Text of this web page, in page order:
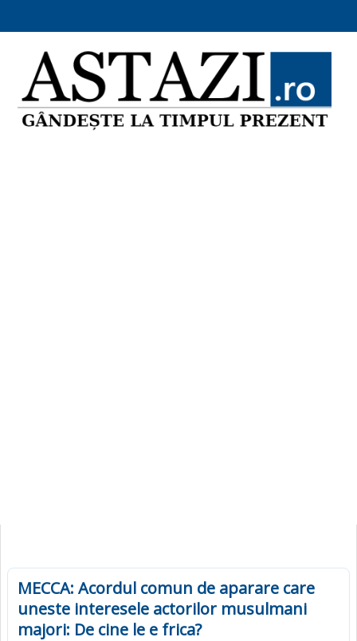
MECCA: Acordul comun de aparare care
uneste interesele actorilor musulmani
majori: De cine le e frica?